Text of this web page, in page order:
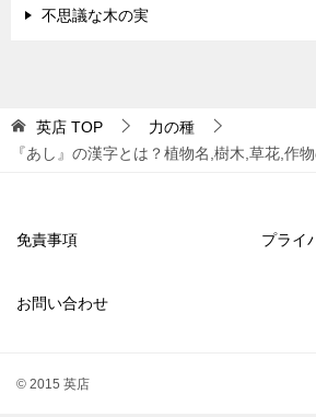
不思議な木の実
英店 TOP
力の種
『あし』の漢字とは？植物名,樹木,草花,作
免責事項 プライ
お問い合わせ
© 2015 英店